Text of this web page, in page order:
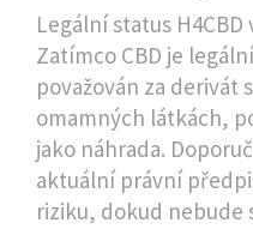
Legální status H4CBD
Zatímco CBD je
považován za derivát
omamných látkách,
jako náhrada.
aktuální právní
riziku, dokud nebude